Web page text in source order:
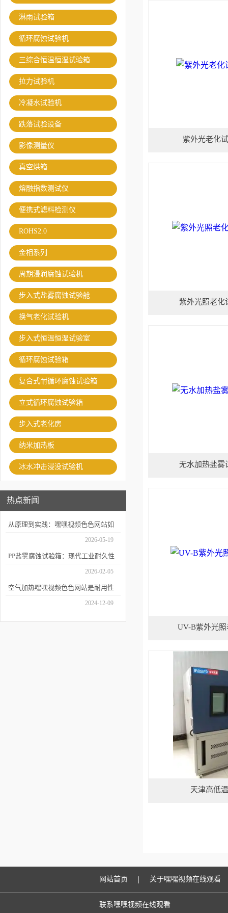
淋雨试验箱
循环腐蚀试验机
三综合恒温恒湿试验箱
拉力试验机
冷凝水试验机
跌落试验设备
影像测量仪
真空烘箱
熔融指数测试仪
便携式滤料检测仪
ROHS2.0
金相系列
周期浸润腐蚀试验机
步入式盐雾腐蚀试验舱
换气老化试验机
步入式恒温恒湿试验室
循环腐蚀试验箱
复合式耐循环腐蚀试验箱
立式循环腐蚀试验箱
步入式老化房
纳米加热板
冰水冲击浸没试验机
热点新闻
从原理到实践：嘿嘿视频色色网站如
何精准模拟海洋腐蚀环境？2026-05-19
PP盐雾腐蚀试验箱：现代工业耐久性
2026-02-05
空气加热嘿嘿视频色色网站是耐用性
2024-12-09
紫外光老化
紫外光照老化
无水加热盐雾
UV-B紫外光
天津高低
网站首页 | 关于嘿嘿视频在线观看
联系嘿嘿视频在线观看